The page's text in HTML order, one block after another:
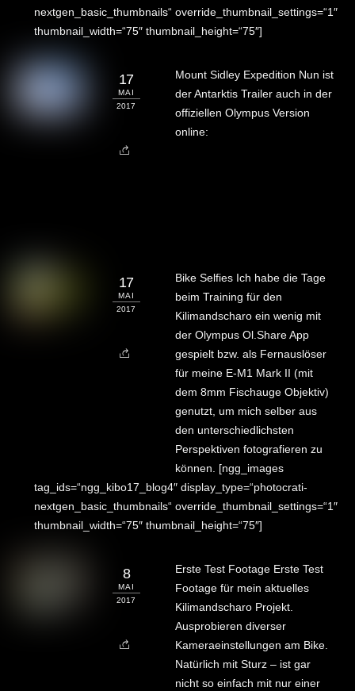
nextgen_basic_thumbnails“ override_thumbnail_settings=“1″
thumbnail_width=“75″ thumbnail_height=“75″]
17
MAI
2017
Mount Sidley Expedition Nun ist
der Antarktis Trailer auch in der
offiziellen Olympus Version
online:
17
MAI
2017
Bike Selfies Ich habe die Tage
beim Training für den
Kilimandscharo ein wenig mit
der Olympus Ol.Share App
gespielt bzw. als Fernauslöser
für meine E-M1 Mark II (mit
dem 8mm Fischauge Objektiv)
genutzt, um mich selber aus
den unterschiedlichsten
Perspektiven fotografieren zu
können. [ngg_images
tag_ids=“ngg_kibo17_blog4″ display_type=“photocrati-
nextgen_basic_thumbnails“ override_thumbnail_settings=“1″
thumbnail_width=“75″ thumbnail_height=“75″]
8
MAI
2017
Erste Test Footage Erste Test
Footage für mein aktuelles
Kilimandscharo Projekt.
Ausprobieren diverser
Kameraeinstellungen am Bike.
Natürlich mit Sturz – ist gar
nicht so einfach mit nur einer